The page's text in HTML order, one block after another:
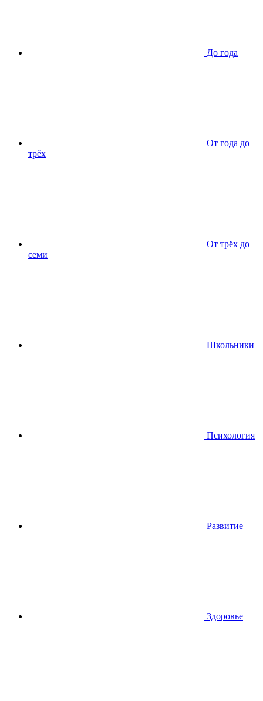
До года
От года до
трёх
От трёх до
семи
Школьники
Психология
Развитие
Здоровье